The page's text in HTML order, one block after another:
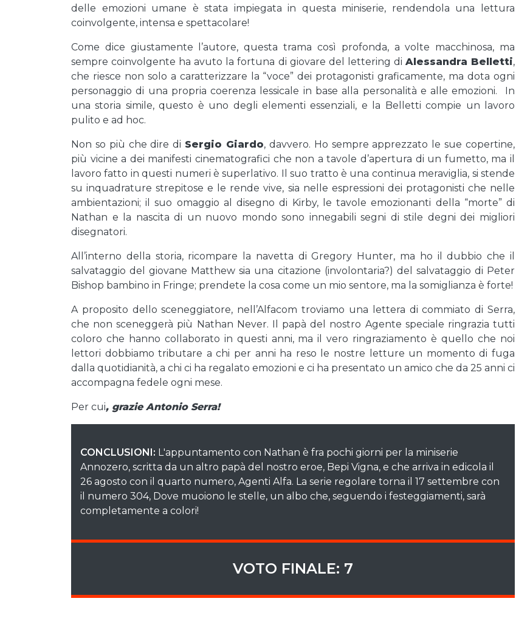
delle emozioni umane è stata impiegata in questa miniserie, rendendola una lettura
coinvolgente, intensa e spettacolare!
Come dice giustamente l’autore, questa trama così profonda, a volte macchinosa, ma
sempre coinvolgente ha avuto la fortuna di giovare del lettering di Alessandra Belletti,
che riesce non solo a caratterizzare la “voce” dei protagonisti graficamente, ma dota ogni
personaggio di una propria coerenza lessicale in base alla personalità e alle emozioni. In
una storia simile, questo è uno degli elementi essenziali, e la Belletti compie un lavoro
pulito e ad hoc.
Non so più che dire di Sergio Giardo, davvero. Ho sempre apprezzato le sue copertine,
più vicine a dei manifesti cinematografici che non a tavole d’apertura di un fumetto, ma il
lavoro fatto in questi numeri è superlativo. Il suo tratto è una continua meraviglia, si stende
su inquadrature strepitose e le rende vive, sia nelle espressioni dei protagonisti che nelle
ambientazioni; il suo omaggio al disegno di Kirby, le tavole emozionanti della “morte” di
Nathan e la nascita di un nuovo mondo sono innegabili segni di stile degni dei migliori
disegnatori.
All’interno della storia, ricompare la navetta di Gregory Hunter, ma ho il dubbio che il
salvataggio del giovane Matthew sia una citazione (involontaria?) del salvataggio di Peter
Bishop bambino in Fringe; prendete la cosa come un mio sentore, ma la somiglianza è forte!
A proposito dello sceneggiatore, nell’Alfacom troviamo una lettera di commiato di Serra,
che non sceneggerà più Nathan Never. Il papà del nostro Agente speciale ringrazia tutti
coloro che hanno collaborato in questi anni, ma il vero ringraziamento è quello che noi
lettori dobbiamo tributare a chi per anni ha reso le nostre letture un momento di fuga
dalla quotidianità, a chi ci ha regalato emozioni e ci ha presentato un amico che da 25 anni ci
accompagna fedele ogni mese.
Per cui, grazie Antonio Serra!
CONCLUSIONI: L'appuntamento con Nathan è fra pochi giorni per la miniserie
Annozero, scritta da un altro papà del nostro eroe, Bepi Vigna, e che arriva in edicola il
26 agosto con il quarto numero, Agenti Alfa. La serie regolare torna il 17 settembre con
il numero 304, Dove muoiono le stelle, un albo che, seguendo i festeggiamenti, sarà
completamente a colori!
VOTO FINALE: 7